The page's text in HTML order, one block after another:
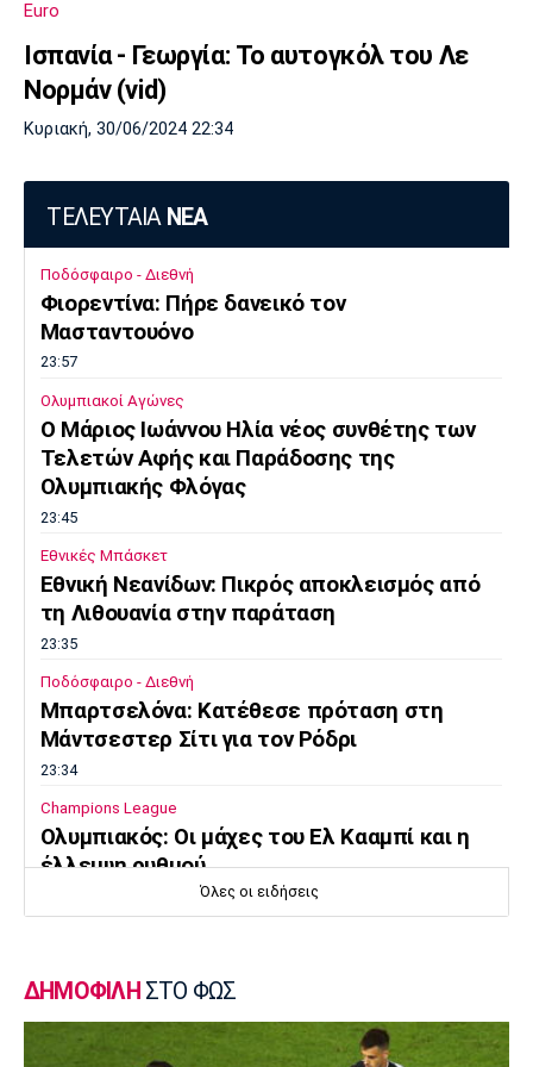
Euro
Ισπανία - Γεωργία: Το αυτογκόλ του Λε
Νορμάν (vid)
Κυριακή, 30/06/2024 22:34
ΤΕΛΕΥΤΑΙΑ ΝΕΑ
Ποδόσφαιρο - Διεθνή
Φιορεντίνα: Πήρε δανεικό τον
Μασταντουόνο
23:57
Ολυμπιακοί Αγώνες
O Μάριος Ιωάννου Ηλία νέος συνθέτης των
Τελετών Αφής και Παράδοσης της
Ολυμπιακής Φλόγας
23:45
Εθνικές Μπάσκετ
Εθνική Νεανίδων: Πικρός αποκλεισμός από
τη Λιθουανία στην παράταση
23:35
Ποδόσφαιρο - Διεθνή
Μπαρτσελόνα: Κατέθεσε πρόταση στη
Μάντσεστερ Σίτι για τον Ρόδρι
23:34
Champions League
Ολυμπιακός: Οι μάχες του Ελ Κααμπί και η
έλλειψη ρυθμού
23:22
Παγκόσμιο Πρωτάθλημα Κ20: Έκτη θέση για
Όλες οι ειδήσεις
ΔΗΜΟΦΙΛΗ ΣΤΟ ΦΩΣ